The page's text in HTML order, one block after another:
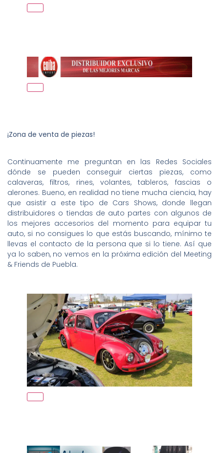
¡Zona de venta de piezas!
Continuamente me preguntan en las Redes Sociales
dónde se pueden conseguir ciertas piezas, como
calaveras, filtros, rines, volantes, tableros, fascias o
alerones. Bueno, en realidad no tiene mucha ciencia, hay
que asistir a este tipo de Cars Shows, donde llegan
distribuidores o tiendas de auto partes con algunos de
los mejores accesorios del momento para equipar tu
auto, si no consigues lo que estás buscando, mínimo te
llevas el contacto de la persona que si lo tiene. Así que
ya lo saben, no vemos en la próxima edición del Meeting
& Friends de Puebla.